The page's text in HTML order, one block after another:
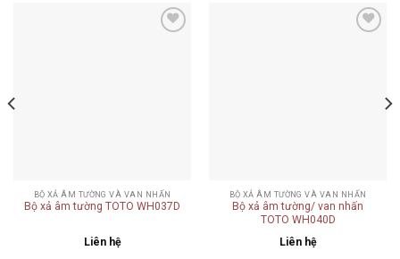
BỘ XẢ ÂM TƯỜNG VÀ VAN NHẤN
Bộ xả âm tường TOTO WH037D
Liên hệ
BỘ XẢ ÂM TƯỜNG VÀ VAN NHẤN
Bộ xả âm tường/ van nhấn
TOTO WH040D
Liên hệ